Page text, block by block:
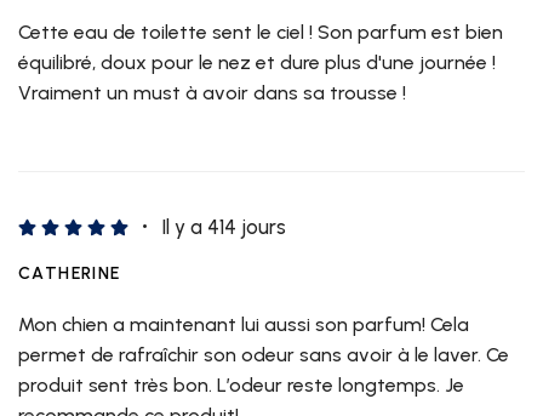
Cette eau de toilette sent le ciel ! Son parfum est bien
équilibré, doux pour le nez et dure plus d'une journée !
Vraiment un must à avoir dans sa trousse !
Il y a 414 jours
CATHERINE
Mon chien a maintenant lui aussi son parfum! Cela
permet de rafraîchir son odeur sans avoir à le laver. Ce
produit sent très bon. L’odeur reste longtemps. Je